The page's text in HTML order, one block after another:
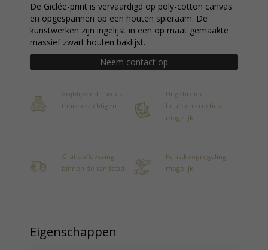
De Giclée-print is vervaardigd op poly-cotton canvas
en opgespannen op een houten spieraam. De
kunstwerken zijn ingelijst in een op maat gemaakte
massief zwart houten baklijst.
Neem contact op
Vrijblijvend 1 week
thuis bezichtigen
Uitgebreide
huurconstructies
mogelijk
Gratis aflevering
binnen de randstad
Kunstkoopregeling
mogelijk
Eigenschappen